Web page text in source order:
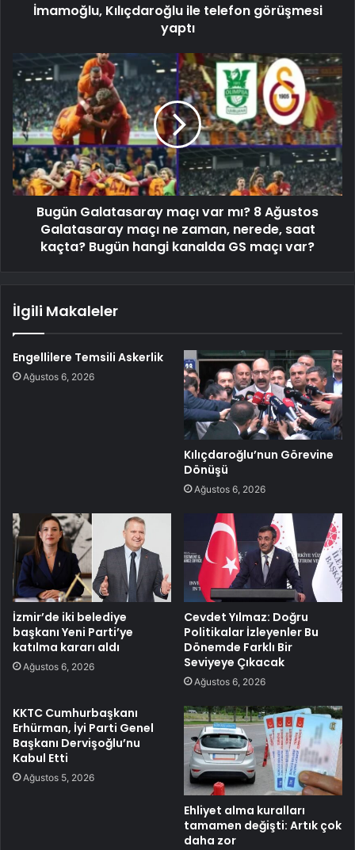
İmamoğlu, Kılıçdaroğlu ile telefon görüşmesi
yaptı
Bugün Galatasaray maçı var mı? 8 Ağustos
Galatasaray maçı ne zaman, nerede, saat
kaçta? Bugün hangi kanalda GS maçı var?
İlgili Makaleler
Engellilere Temsili Askerlik
Ağustos 6, 2026
Kılıçdaroğlu’nun Görevine
Dönüşü
Ağustos 6, 2026
İzmir’de iki belediye
başkanı Yeni Parti’ye
katılma kararı aldı
Ağustos 6, 2026
Cevdet Yılmaz: Doğru
Politikalar İzleyenler Bu
Dönemde Farklı Bir
Seviyeye Çıkacak
Ağustos 6, 2026
KKTC Cumhurbaşkanı
Erhürman, İyi Parti Genel
Başkanı Dervişoğlu’nu
Kabul Etti
Ağustos 5, 2026
Ehliyet alma kuralları
tamamen değişti: Artık çok
daha zor